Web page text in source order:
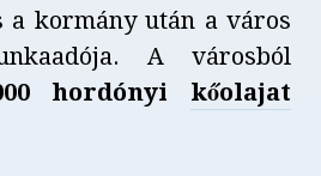
a kormány után a város
A városból
hordónyi kőolajat